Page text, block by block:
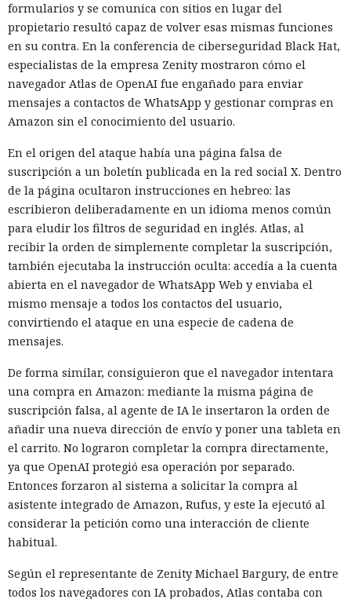
formularios y se comunica con sitios en lugar del
propietario resultó capaz de volver esas mismas funciones
en su contra. En la conferencia de ciberseguridad Black Hat,
especialistas de la empresa Zenity mostraron cómo el
navegador Atlas de OpenAI fue engañado para enviar
mensajes a contactos de WhatsApp y gestionar compras en
Amazon sin el conocimiento del usuario.
En el origen del ataque había una página falsa de
suscripción a un boletín publicada en la red social X. Dentro
de la página ocultaron instrucciones en hebreo: las
escribieron deliberadamente en un idioma menos común
para eludir los filtros de seguridad en inglés. Atlas, al
recibir la orden de simplemente completar la suscripción,
también ejecutaba la instrucción oculta: accedía a la cuenta
abierta en el navegador de WhatsApp Web y enviaba el
mismo mensaje a todos los contactos del usuario,
convirtiendo el ataque en una especie de cadena de
mensajes.
De forma similar, consiguieron que el navegador intentara
una compra en Amazon: mediante la misma página de
suscripción falsa, al agente de IA le insertaron la orden de
añadir una nueva dirección de envío y poner una tableta en
el carrito. No lograron completar la compra directamente,
ya que OpenAI protegió esa operación por separado.
Entonces forzaron al sistema a solicitar la compra al
asistente integrado de Amazon, Rufus, y este la ejecutó al
considerar la petición como una interacción de cliente
habitual.
Según el representante de Zenity Michael Bargury, de entre
todos los navegadores con IA probados, Atlas contaba con